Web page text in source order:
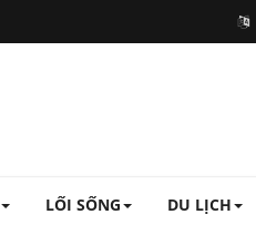
LỐI SỐNG DU LỊCH